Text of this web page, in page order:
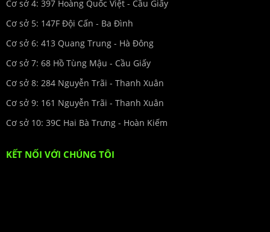
Cơ sở 4: 397 Hoàng Quốc Việt - Cầu Giấy
Cơ sở 5: 147F Đội Cấn - Ba Đình
Cơ sở 6: 413 Quang Trung - Hà Đông
Cơ sở 7: 68 Hồ Tùng Mậu - Cầu Giấy
Cơ sở 8: 284 Nguyễn Trãi - Thanh Xuân
Cơ sở 9: 161 Nguyễn Trãi - Thanh Xuân
Cơ sở 10: 39C Hai Bà Trưng - Hoàn Kiếm
KẾT NỐI VỚI CHÚNG TÔI